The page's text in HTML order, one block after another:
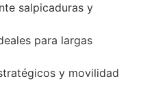
salpicaduras y
para largas
y movilidad